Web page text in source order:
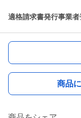
適格請求書発行事業者
商品